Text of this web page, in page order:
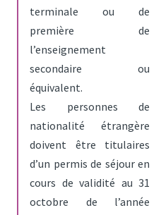
terminale ou de
première de
l’enseignement
secondaire ou
équivalent.
Les personnes de
nationalité étrangère
doivent être titulaires
d’un permis de séjour en
cours de validité au 31
octobre de l’année